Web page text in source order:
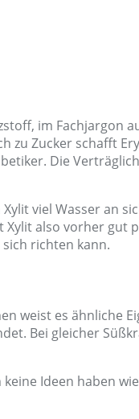
im Fachjargon
zu Zucker schafft
Die
viel Wasser an
also vorher gut
richten kann.
weist es ähnliche
Bei gleicher
Ideen haben